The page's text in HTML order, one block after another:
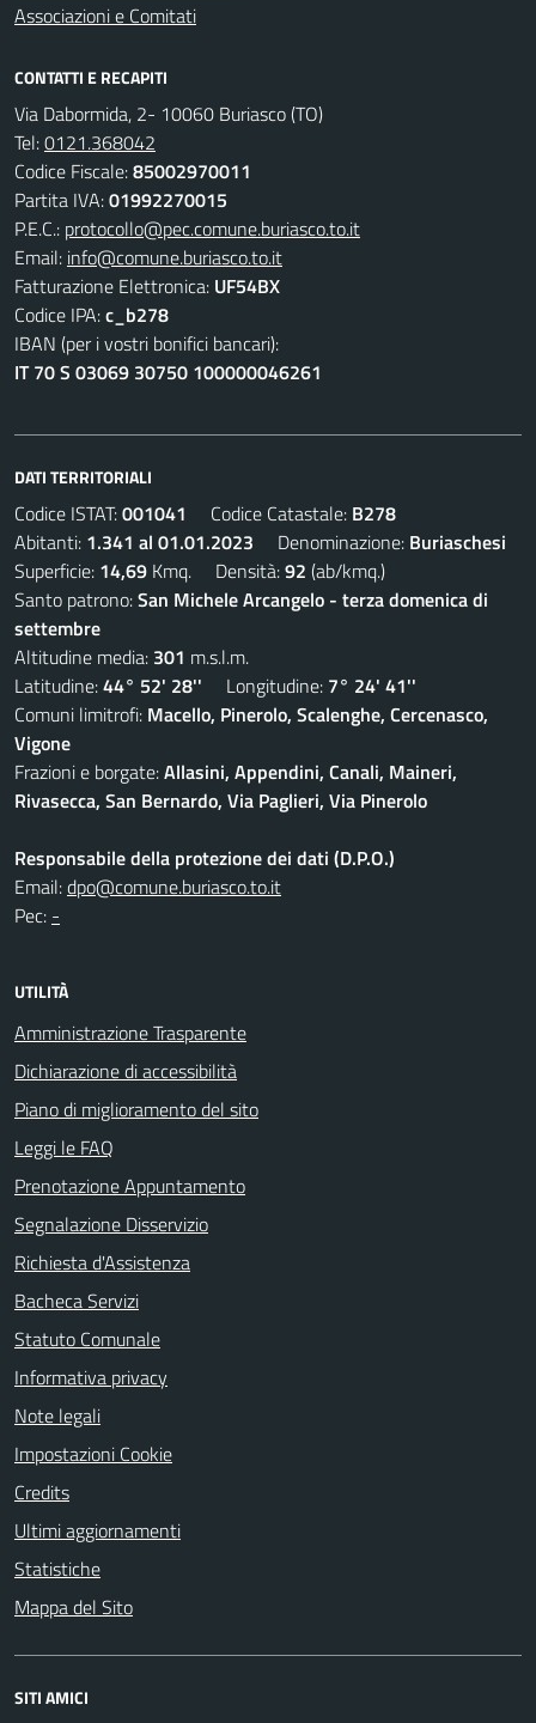
Associazioni e Comitati
CONTATTI E RECAPITI
Via Dabormida, 2- 10060 Buriasco (TO)
Tel:0121.368042
Codice Fiscale:85002970011
Partita IVA:01992270015
P.E.C.: protocollo@pec.comune.buriasco.to.it
Email: info@comune.buriasco.to.it
Fatturazione Elettronica: UF54BX
Codice IPA:c_b278
IBAN (per i vostri bonifici bancari):
IT 70 S 03069 30750 100000046261
DATI TERRITORIALI
Codice ISTAT:001041 Codice Catastale: B278
Abitanti: 1.341 al 01.01.2023 Denominazione: Buriaschesi
Superficie: 14,69 Kmq. Densità:92 (ab/kmq.)
Santo patrono:San Michele Arcangelo - terza domenica di
settembre
Altitudine media: 301 m.s.l.m.
Latitudine:44° 52' 28'' Longitudine: 7° 24' 41''
Comuni limitrofi: Macello, Pinerolo, Scalenghe, Cercenasco,
Vigone
Frazioni e borgate:Allasini, Appendini, Canali, Maineri,
Rivasecca, San Bernardo, Via Paglieri, Via Pinerolo
Responsabile della protezione dei dati (D.P.O.)
Email:dpo@comune.buriasco.to.it
Pec: -
UTILITÀ
Amministrazione Trasparente
Dichiarazione di accessibilità
Piano di miglioramento del sito
Leggi le FAQ
Prenotazione Appuntamento
Segnalazione Disservizio
Richiesta d'Assistenza
Bacheca Servizi
Statuto Comunale
Informativa privacy
Note legali
Impostazioni Cookie
Credits
Ultimi aggiornamenti
Statistiche
Mappa del Sito
SITI AMICI